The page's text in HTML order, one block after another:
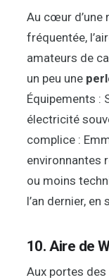
Au cœur d’une
fréquentée,
amateurs de
un peu une
Équipements :
électricité
complice :
environnantes
ou moins
l’an dernier, en
10. Aire de
Aux portes